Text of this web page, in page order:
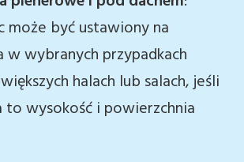
może być ustawiony na
w wybranych przypadkach
halach lub salach, jeśli
to wysokość i powierzchnia